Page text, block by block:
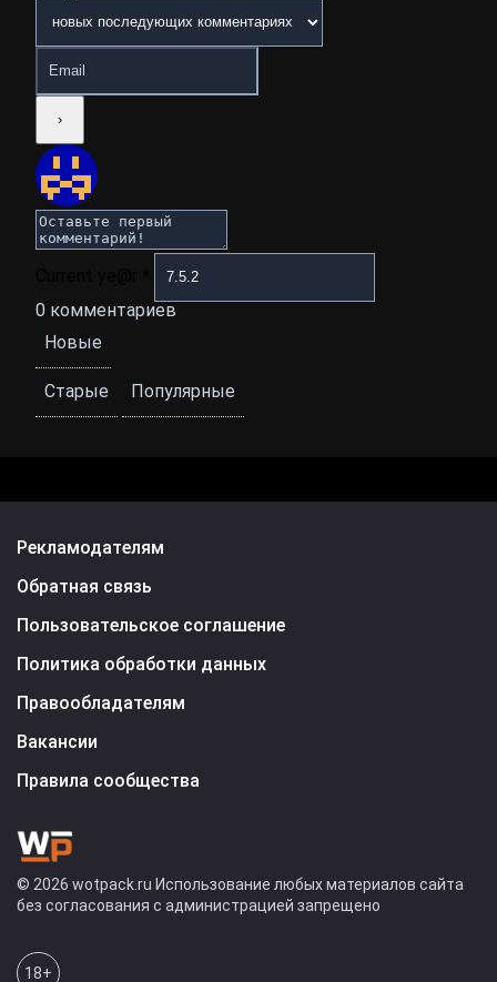
0 комментариев
Новые
Старые Популярные
Рекламодателям
Обратная связь
Пользовательское соглашение
Политика обработки данных
Правообладателям
Вакансии
Правила сообщества
© 2026 wotpack.ru Использование любых материалов сайта
без согласования с администрацией запрещено
18+